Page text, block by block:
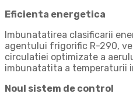
Eficienta energetica
Imbunatatirea clasificarii
agentului frigorific R-290,
circulatiei optimizate a
imbunatatita a temperaturii
Noul sistem de control